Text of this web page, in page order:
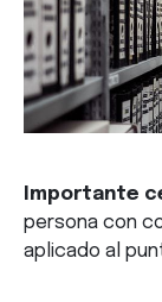
Importante
persona con
aplicado al